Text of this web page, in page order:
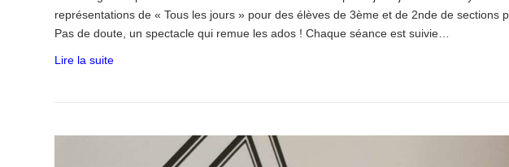
représentations de « Tous les jours » pour des élèves de 3ème et de 2nde de sections
Pas de doute, un spectacle qui remue les ados ! Chaque séance est suivie…
Lire la suite